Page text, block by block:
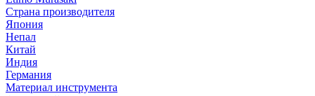
Страна производителя
Япония
Непал
Китай
Индия
Германия
Материал инструмента